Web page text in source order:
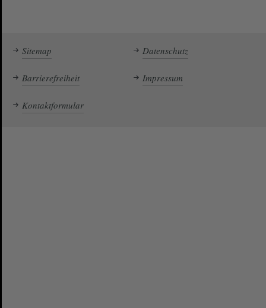
Sitemap Datenschutz
Barrierefreiheit Impressum
Kontaktformular